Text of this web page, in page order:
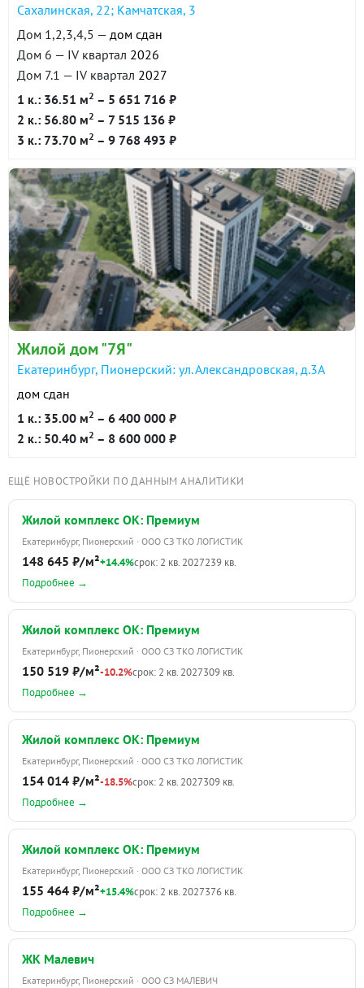
Сахалинская, 22; Камчатская, 3
Дом 1,2,3,4,5 — дом сдан
Дом 6 — IV квартал 2026
Дом 7.1 — IV квартал 2027
1 к.: 36.51 м2 – 5 651 716 ₽
2 к.: 56.80 м2 – 7 515 136 ₽
3 к.: 73.70 м2 – 9 768 493 ₽
Жилой дом "7Я"
Екатеринбург, Пионерский: ул. Александровская, д.3А
дом сдан
1 к.: 35.00 м2 – 6 400 000 ₽
2 к.: 50.40 м2 – 8 600 000 ₽
ЕЩЁ НОВОСТРОЙКИ ПО ДАННЫМ АНАЛИТИКИ
Жилой комплекс ОК: Премиум
Екатеринбург, Пионерский · ООО СЗ ТКО ЛОГИСТИК
148 645 ₽/м²+14.4%срок: 2 кв. 2027239 кв.
Подробнее →
Жилой комплекс ОК: Премиум
Екатеринбург, Пионерский · ООО СЗ ТКО ЛОГИСТИК
150 519 ₽/м²-10.2%срок: 2 кв. 2027309 кв.
Подробнее →
Жилой комплекс ОК: Премиум
Екатеринбург, Пионерский · ООО СЗ ТКО ЛОГИСТИК
154 014 ₽/м²-18.5%срок: 2 кв. 2027309 кв.
Подробнее →
Жилой комплекс ОК: Премиум
Екатеринбург, Пионерский · ООО СЗ ТКО ЛОГИСТИК
155 464 ₽/м²+15.4%срок: 2 кв. 2027376 кв.
Подробнее →
ЖК Малевич
Екатеринбург, Пионерский · ООО СЗ МАЛЕВИЧ